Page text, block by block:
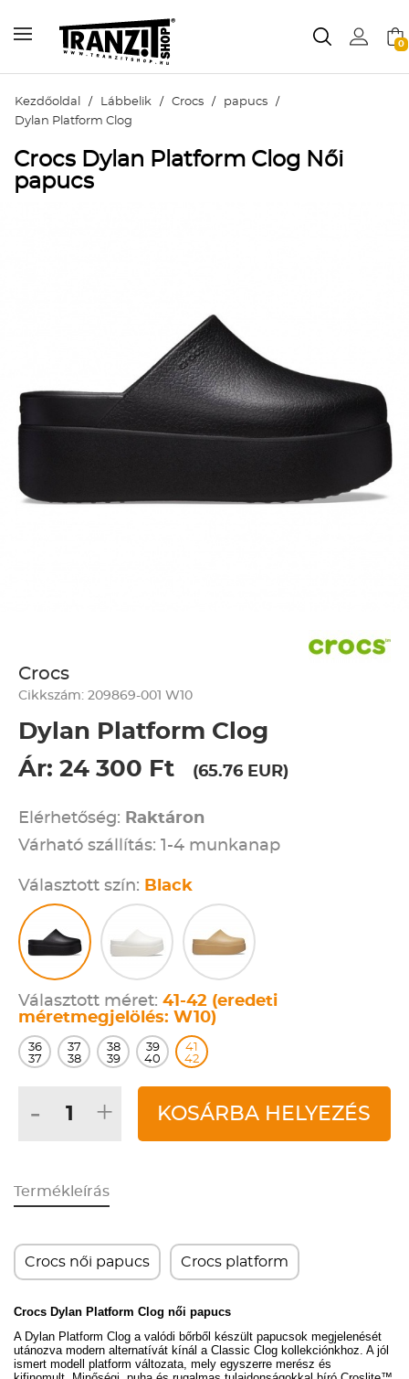
0
Kezdőoldal / Lábbelik / Crocs / papucs /
Dylan Platform Clog
Crocs Dylan Platform Clog Női
papucs
Crocs
Cikkszám: 209869-001 W10
Dylan Platform Clog
Ár: 24 300 Ft
(65.76 EUR)
Elérhetőség: Raktáron
Várható szállítás: 1-4 munkanap
Választott szín: Black
Választott méret: 41-42 (eredeti
méretmegjelölés: W10)
36
37
37
38
38
39
39
40
41
42
- + KOSÁRBA HELYEZÉS
Termékleírás
Crocs női papucs Crocs platform
Crocs Dylan Platform Clog női papucs
A Dylan Platform Clog a valódi bőrből készült papucsok megjelenését
utánozva modern alternatívát kínál a Classic Clog kollekciónkhoz. A jól
ismert modell platform változata, mely egyszerre merész és